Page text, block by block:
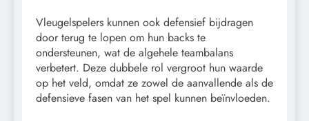
Vleugelspelers kunnen ook defensief bijdragen
door terug te lopen om hun backs te
ondersteunen, wat de algehele teambalans
verbetert. Deze dubbele rol vergroot hun waarde
op het veld, omdat ze zowel de aanvallende als de
defensieve fasen van het spel kunnen beïnvloeden.